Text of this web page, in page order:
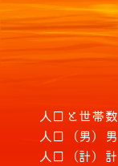
人口と世帯
人口（男）
人口（計）